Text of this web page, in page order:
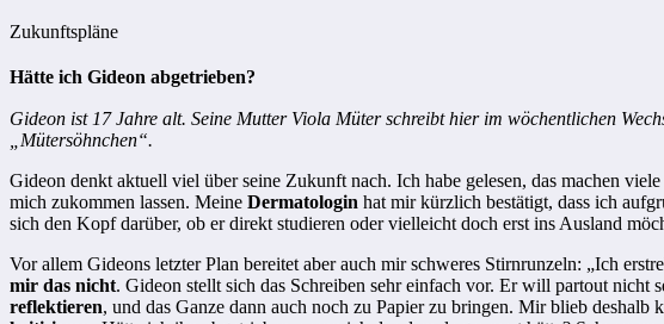
Zukunftspläne
Hätte ich Gideon abgetrieben?
Gideon ist 17 Jahre alt. Seine Mutter Viola Müter schreibt hier im wöchentlichen
„Mütersöhnchen“.
Gideon denkt aktuell viel über seine Zukunft nach. Ich habe gelesen, das machen
mich zukommen lassen. Meine Dermatologin hat mir kürzlich bestätigt, dass ich
sich den Kopf darüber, ob er direkt studieren oder vielleicht doch erst ins Ausland
Vor allem Gideons letzter Plan bereitet aber auch mir schweres Stirnrunzeln: „Ich
mir das nicht. Gideon stellt sich das Schreiben sehr einfach vor. Er will partout nicht
reflektieren, und das Ganze dann auch noch zu Papier zu bringen. Mir blieb